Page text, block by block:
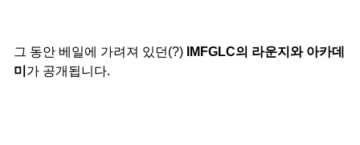
그 동안 베일에 가려져 있던(?)
IMFGLC의 라운지와 아카데
미 가 공개됩니다.